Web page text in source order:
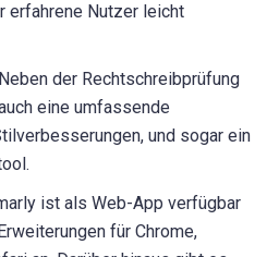
erfahrene Nutzer leicht
Neben der Rechtschreibprüfung
eine umfassende
und sogar ein
ist als Web-App verfügbar
für Chrome,